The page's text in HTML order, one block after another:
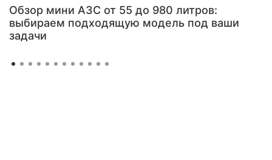
Обзор мини АЗС от 55 до 980 литров:
выбираем подходящую модель под ваши
задачи